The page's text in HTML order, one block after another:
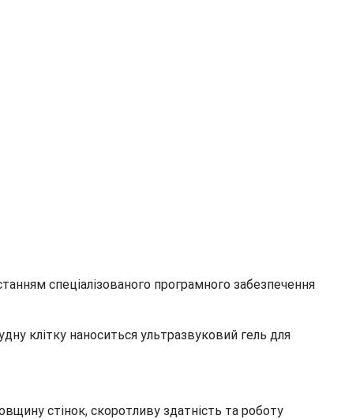
спеціалізованого програмного забезпечення
клітку наноситься ультразвуковий гель для
стінок, скоротливу здатність та роботу